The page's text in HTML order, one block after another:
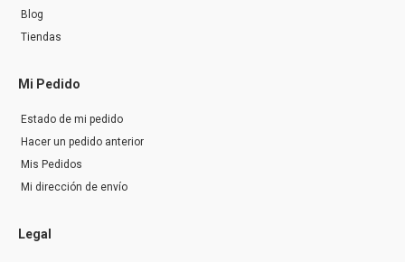
Blog
Tiendas
Mi Pedido
Estado de mi pedido
Hacer un pedido anterior
Mis Pedidos
Mi dirección de envío
Legal